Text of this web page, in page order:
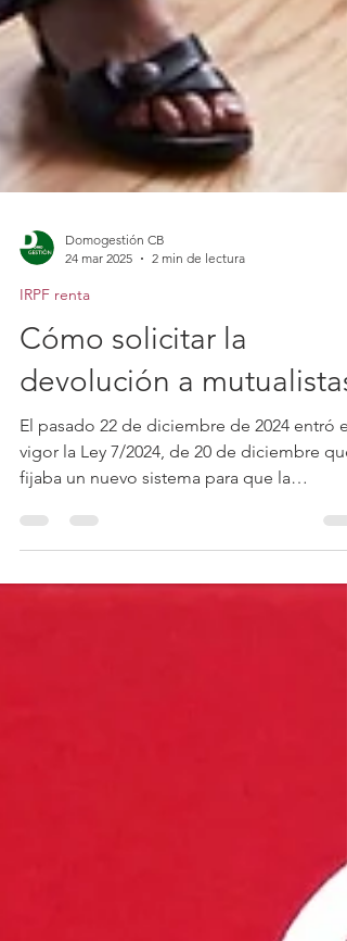
24 mar 2025
IRPF renta
Cómo solicitar la
devolución a mutualistas
El pasado 22 de diciembre de 2024 entró
vigor la Ley 7/2024, de 20 de diciembre que
fijaba un nuevo sistema para que la